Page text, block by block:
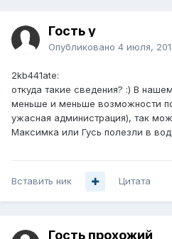
Гость y
Опубликовано 4 июля,
2kb441ate:
откуда такие сведения? :) В
меньше и меньше возможности
ужасная администрация), так
Максимка или Гусь полезли в
Вставить ник Цитата
Гость прохожий